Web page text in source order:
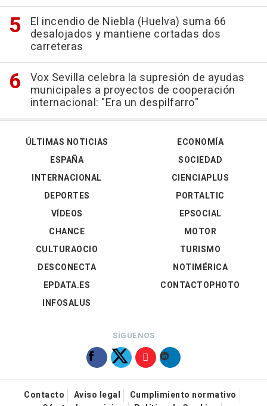
El incendio de Niebla (Huelva) suma 66
desalojados y mantiene cortadas dos
carreteras
Vox Sevilla celebra la supresión de ayudas
municipales a proyectos de cooperación
internacional: "Era un despilfarro"
ÚLTIMAS NOTICIAS
ESPAÑA
INTERNACIONAL
DEPORTES
VÍDEOS
ECONOMÍA
SOCIEDAD
CIENCIAPLUS
PORTALTIC
EPSOCIAL
CHANCE
CULTURAOCIO
DESCONECTA
EPDATA.ES
INFOSALUS
MOTOR
TURISMO
NOTIMÉRICA
CONTACTOPHOTO
SÍGUENOS
Contacto Aviso legal
Cumplimiento normativo